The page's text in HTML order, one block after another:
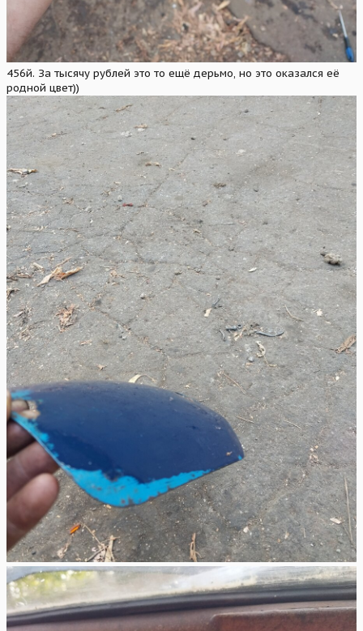
456й. За тысячу рублей это то ещё дерьмо, но это оказался её
родной цвет))